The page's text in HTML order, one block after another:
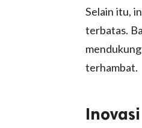
Selain itu,
terbatas.
terhambat.